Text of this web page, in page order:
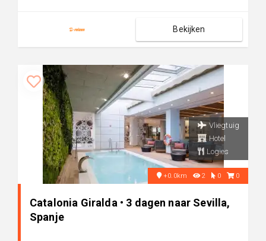
Bekijken
Vliegtuig
Hotel
Logies
+0.0km 2 0 0
Catalonia Giralda • 3 dagen naar Sevilla,
Spanje